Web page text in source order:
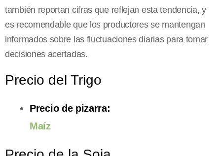
también reportan cifras que reflejan esta tendencia, y
es recomendable que los productores se mantengan
informados sobre las fluctuaciones diarias para tomar
decisiones acertadas.
Precio del Trigo
Precio de pizarra:
Maíz